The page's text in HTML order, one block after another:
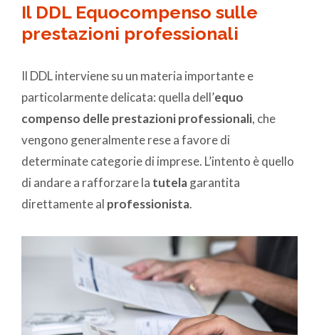
Il DDL Equocompenso sulle
prestazioni professionali
Il DDL interviene su un materia importante e
particolarmente delicata: quella dell’equo
compenso delle prestazioni professionali, che
vengono generalmente rese a favore di
determinate categorie di imprese. L’intento è quello
di andare a rafforzare la tutelagarantita
direttamente al professionista.